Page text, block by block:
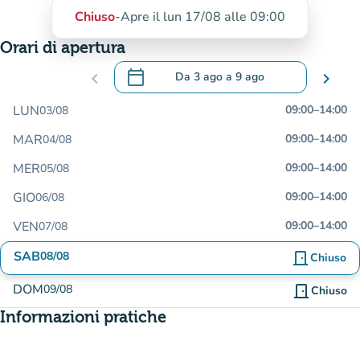
Chiuso-Apre il lun 17/08 alle 09:00
Orari di apertura
chevron_left calendar_today Da 3 ago a 9 ago
.Aprire il calendario per modificare le
chevron_right
LUN03/08 09:00–14:00
MAR04/08 09:00–14:00
MER05/08 09:00–14:00
GIO06/08 09:00–14:00
VEN07/08 09:00–14:00
SAB08/08 door_front Chiuso
DOM09/08 door_front Chiuso
Informazioni pratiche